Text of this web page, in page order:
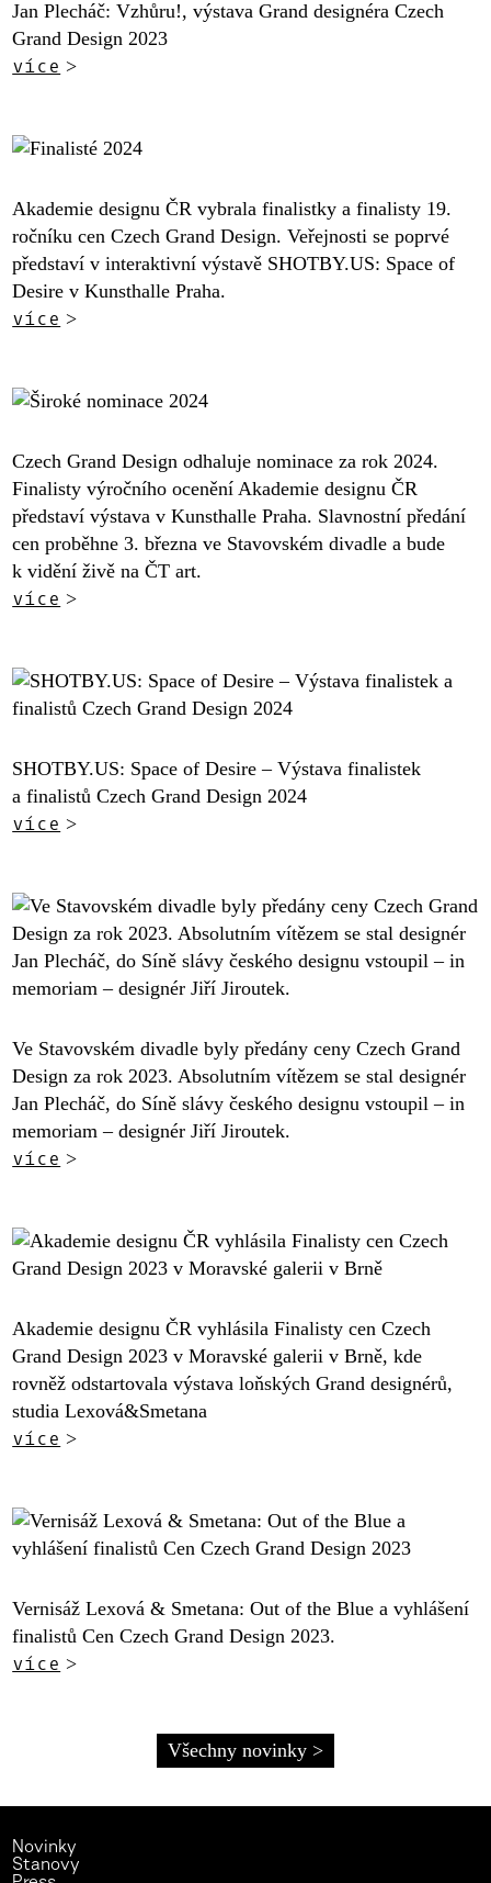
Jan Plecháč: Vzhůru!, výstava Grand designéra Czech
Grand Design 2023
více >
Akademie designu ČR vybrala finalistky a finalisty 19.
ročníku cen Czech Grand Design. Veřejnosti se poprvé
představí v interaktivní výstavě SHOTBY.US: Space of
Desire v Kunsthalle Praha.
více >
Czech Grand Design odhaluje nominace za rok 2024.
Finalisty výročního ocenění Akademie designu ČR
představí výstava v Kunsthalle Praha. Slavnostní předání
cen proběhne 3. března ve Stavovském divadle a bude
k vidění živě na ČT art.
více >
SHOTBY.US: Space of Desire – Výstava finalistek
a finalistů Czech Grand Design 2024
více >
Ve Stavovském divadle byly předány ceny Czech Grand
Design za rok 2023. Absolutním vítězem se stal designér
Jan Plecháč, do Síně slávy českého designu vstoupil – in
memoriam – designér Jiří Jiroutek.
více >
Akademie designu ČR vyhlásila Finalisty cen Czech
Grand Design 2023 v Moravské galerii v Brně, kde
rovněž odstartovala výstava loňských Grand designérů,
studia Lexová&Smetana
více >
Vernisáž Lexová & Smetana: Out of the Blue a vyhlášení
finalistů Cen Czech Grand Design 2023.
více >
Všechny novinky >
Novinky
Stanovy